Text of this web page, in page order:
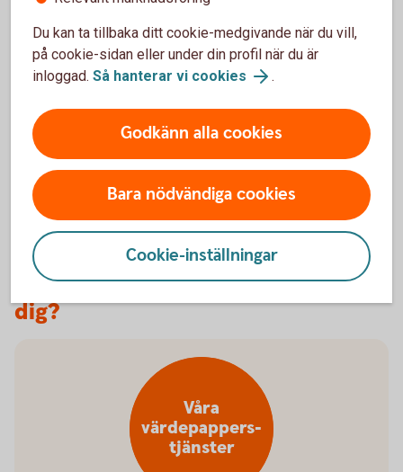
Värdepapperstjänst IP-depå
IP-depå är ett bra alternativ för dig som vill förvalta
göra egna värdepappersaffärer.
Värdepapperstjänst IP-depå
Vilken värdepapperstjänst passar
dig?
Våra
värdepappers-
tjänster
Du kan ta tillbaka ditt cookie-medgivande när du vill,
på cookie-sidan eller under din profil när du är
inloggad. Så hanterar vi cookies .
Godkänn alla cookies
Bara nödvändiga cookies
Cookie-inställningar